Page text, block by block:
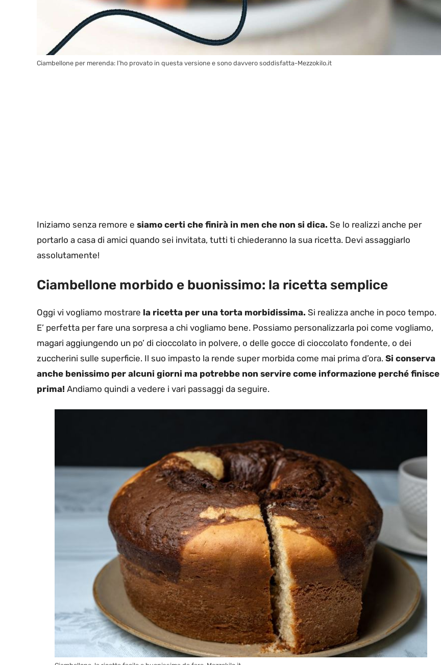
Ciambellone per merenda: l’ho provato in questa versione e sono davvero soddisfatta-Mezzokilo.it
Iniziamo senza remore e siamo certi che finirà in men che non si dica. Se lo realizzi anche per
portarlo a casa di amici quando sei invitata, tutti ti chiederanno la sua ricetta. Devi assaggiarlo
assolutamente!
Ciambellone morbido e buonissimo: la ricetta semplice
Oggi vi vogliamo mostrare la ricetta per una torta morbidissima. Si realizza anche in poco tempo.
E’ perfetta per fare una sorpresa a chi vogliamo bene. Possiamo personalizzarla poi come vogliamo,
magari aggiungendo un po’ di cioccolato in polvere, o delle gocce di cioccolato fondente, o dei
zuccherini sulle superficie. Il suo impasto la rende super morbida come mai prima d’ora. Si conserva
anche benissimo per alcuni giorni ma potrebbe non servire come informazione perché finisce
prima! Andiamo quindi a vedere i vari passaggi da seguire.